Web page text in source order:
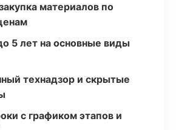
материалов по
5 лет на основные виды
технадзор и скрытые
с графиком этапов и